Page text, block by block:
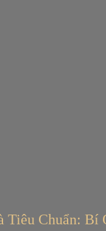
Tiêu Chuẩn: Bí